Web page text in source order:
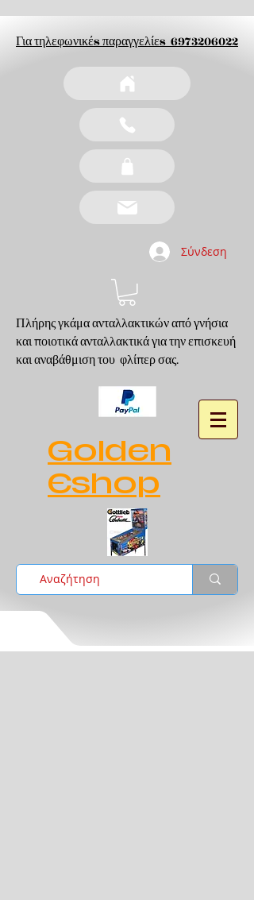
Για τηλεφωνικέs παραγγελίεs6973206022
Σύνδεση
Πλήρης γκάμα ανταλλακτικών από γνήσια
και ποιοτικά ανταλλακτικά για την επισκευή
και αναβάθμιση του φλίπερ σας.
Golden
Eshop